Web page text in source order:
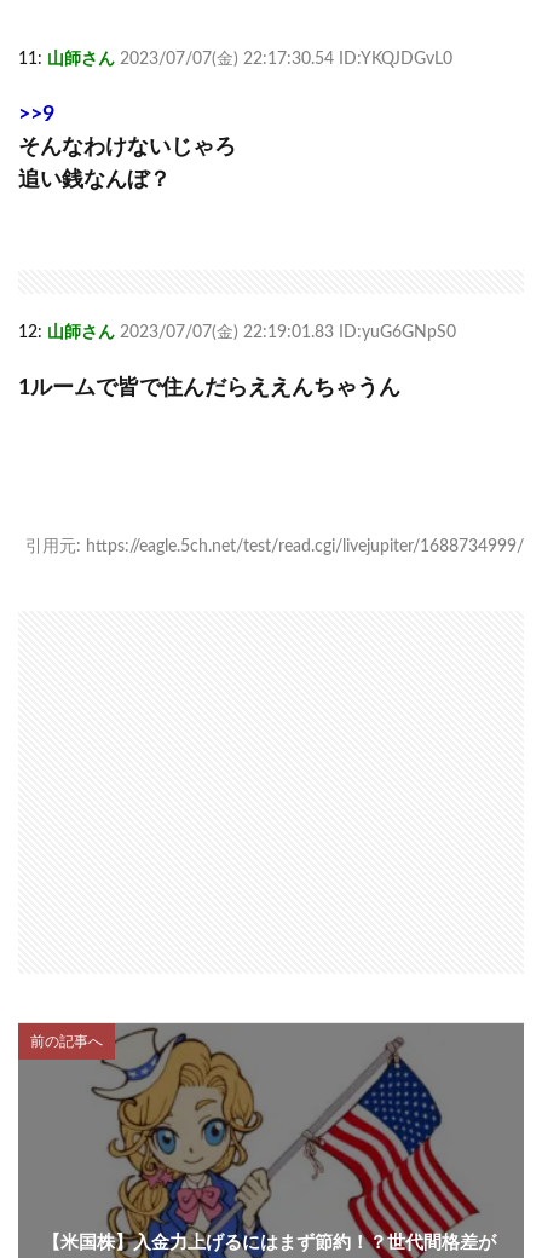
11: 山師さん 2023/07/07(金) 22:17:30.54 ID:YKQJDGvL0
>>9
そんなわけないじゃろ
追い銭なんぼ？
12: 山師さん 2023/07/07(金) 22:19:01.83 ID:yuG6GNpS0
1ルームで皆で住んだらええんちゃうん
引用元: https://eagle.5ch.net/test/read.cgi/livejupiter/1688734999/
前の記事へ
【米国株】入金力上げるにはまず節約！？世代間格差が